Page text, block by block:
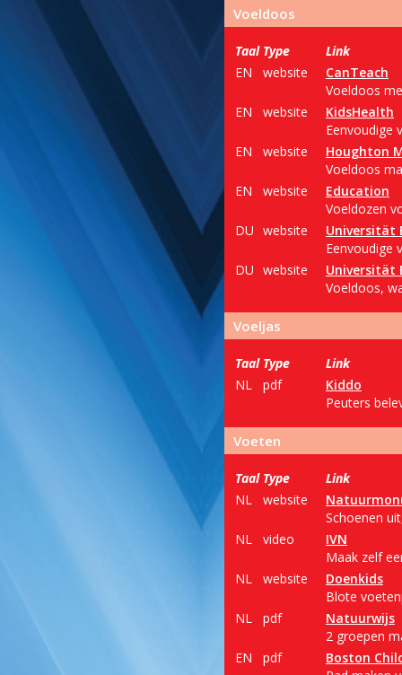
Voeldoos
Taal Type
Link
EN
website
CanTeach
Voeldoos
EN
website
KidsHealth
Eenvoudige
EN
website
Houghton
Voeldoos
EN
website
Education
Voeldozen
DU website
Universität
Eenvoudige
DU website
Universität
Voeldoos,
Voeljas
Taal Type
Link
NL
pdf
Kiddo
Peuters
Voeten
Taal Type
Link
NL
website
Schoenen
NL
video
IVN
Maak zelf
NL
website
Doenkids
Blote
NL
pdf
Natuurwijs
2 groepen
EN
pdf
Boston